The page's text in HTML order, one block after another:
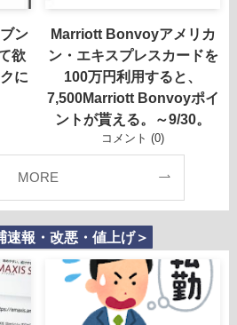
ン
欲
に
Marriott Bonvoyアメリカ
ン・エキスプレスカードを
100万円利用すると、
7,500Marriott Bonvoyポイ
ントが貰える。～9/30。
コメント (0)
MORE
報・改悪・値上げ＞